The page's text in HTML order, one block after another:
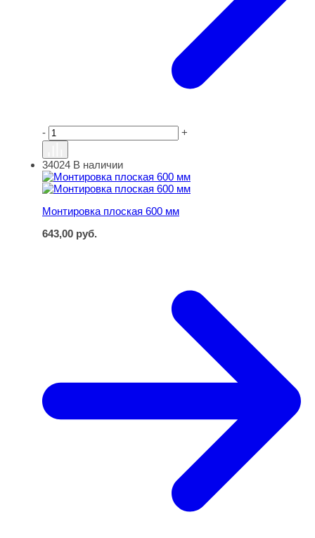
- +
Монтировка плоская 600 мм
34024 В наличии
Монтировка плоская 600 мм
643,00 руб.